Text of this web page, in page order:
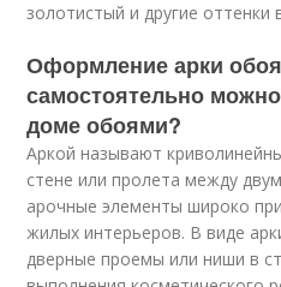
золотистый и другие
Оформление арки
самостоятельно
доме обоями?
Аркой называют
стене или пролета между
арочные элементы широко
жилых интерьеров. В виде
дверные проемы или ниши в